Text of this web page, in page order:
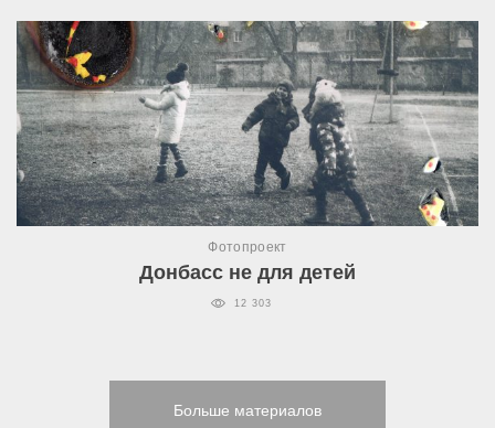
Фотопроект
Донбасс не для детей
12 303
Больше материалов